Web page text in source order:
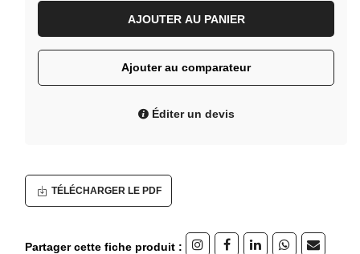
AJOUTER AU PANIER
Ajouter au comparateur
Éditer un devis
TÉLÉCHARGER LE PDF
Partager cette fiche produit :